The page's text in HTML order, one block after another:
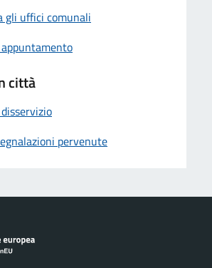
gli uffici comunali
città
pervenute